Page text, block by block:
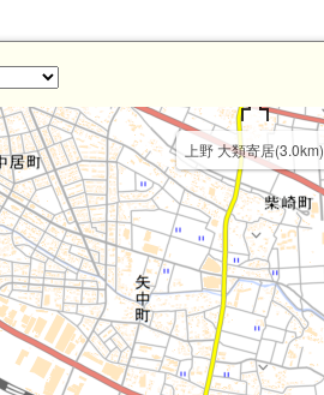
上野 大類寄居(3.0km)